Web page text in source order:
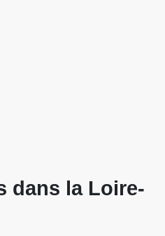
dans la Loire-